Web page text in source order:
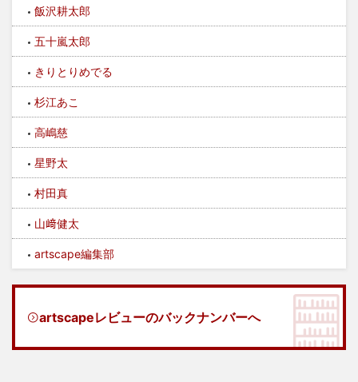
飯沢耕太郎
五十嵐太郎
きりとりめでる
杉江あこ
高嶋慈
星野太
村田真
山﨑健太
artscape編集部
artscapeレビューのバックナンバーへ